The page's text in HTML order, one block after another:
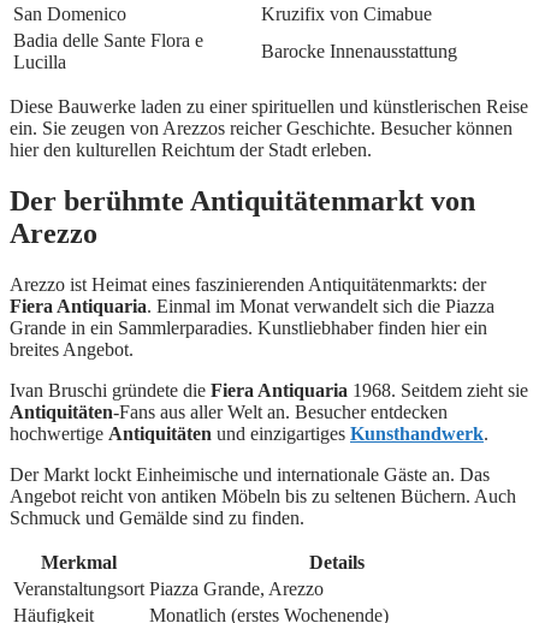
San Domenico
Kruzifix von Cimabue
Badia delle Sante Flora e
Lucilla
Barocke Innenausstattung
Diese Bauwerke laden zu einer spirituellen und künstlerischen Reise
ein. Sie zeugen von Arezzos reicher Geschichte. Besucher können
hier den kulturellen Reichtum der Stadt erleben.
Der berühmte Antiquitätenmarkt von
Arezzo
Arezzo ist Heimat eines faszinierenden Antiquitätenmarkts: der
Fiera Antiquaria. Einmal im Monat verwandelt sich die Piazza
Grande in ein Sammlerparadies. Kunstliebhaber finden hier ein
breites Angebot.
Ivan Bruschi gründete die Fiera Antiquaria 1968. Seitdem zieht sie
Antiquitäten-Fans aus aller Welt an. Besucher entdecken
hochwertige Antiquitäten und einzigartiges Kunsthandwerk.
Der Markt lockt Einheimische und internationale Gäste an. Das
Angebot reicht von antiken Möbeln bis zu seltenen Büchern. Auch
Schmuck und Gemälde sind zu finden.
Merkmal
Details
Veranstaltungsort Piazza Grande, Arezzo
Häufigkeit
Monatlich (erstes Wochenende)